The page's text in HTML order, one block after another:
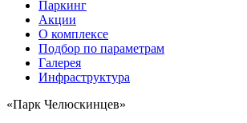
Паркинг
Акции
О комплексе
Подбор по параметрам
Галерея
Инфраструктура
«Парк Челюскинцев»